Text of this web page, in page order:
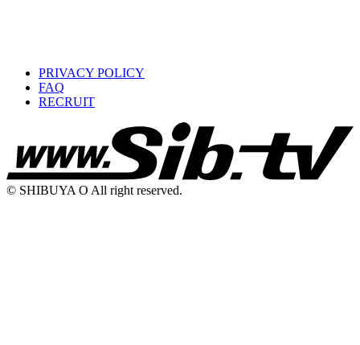
PRIVACY POLICY
FAQ
RECRUIT
© SHIBUYA O All right reserved.